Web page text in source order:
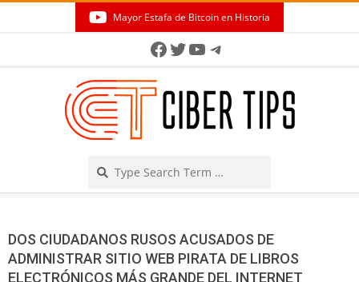
Mayor Estafa de Bitcoin en Historia
Facebook
Twitter
YouTube
Telegram
DOS CIUDADANOS RUSOS ACUSADOS ​​DE
ADMINISTRAR SITIO WEB PIRATA DE LIBROS
ELECTRÓNICOS MÁS GRANDE DEL INTERNET